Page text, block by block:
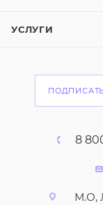
УСЛУГИ
8
М.О,